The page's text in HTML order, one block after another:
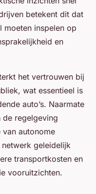
betekent dit dat
moeten inspelen op
en
het vertrouwen bij
wat essentieel is
auto’s. Naarmate
regelgeving
autonome
geleidelijk
transportkosten en
vooruitzichten.